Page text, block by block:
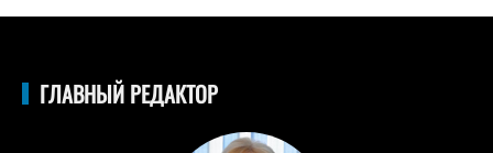
ГЛАВНЫЙ РЕДАКТОР